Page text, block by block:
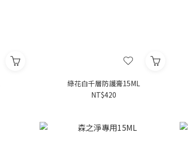
綠花白千層防護膏15ML
NT$420